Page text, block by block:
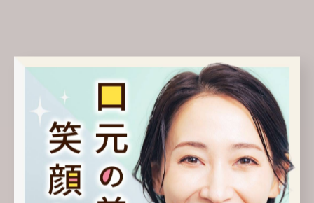
一覧に戻る 次のページ >
カテゴリー Categories
全てのカテゴリー